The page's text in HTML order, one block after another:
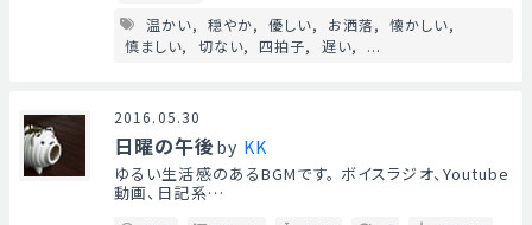
温かい 穏やか 優しい お洒落
懐かしい
慎ましい
切ない 四拍子 遅い ...
2016.05.30
日曜の午後by KK
ゆるい生活感のあるBGMです。 ボイスラジオ、Youtube
動画、日記系…